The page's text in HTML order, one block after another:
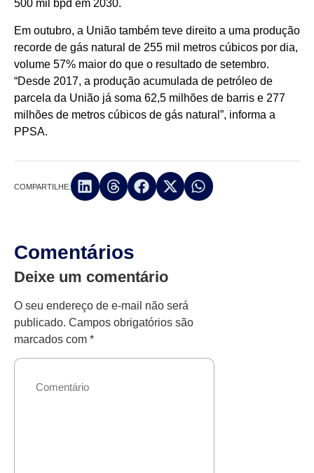
500 mil bpd em 2030.
Em outubro, a União também teve direito a uma produção
recorde de gás natural de 255 mil metros cúbicos por dia,
volume 57% maior do que o resultado de setembro.
“Desde 2017, a produção acumulada de petróleo de
parcela da União já soma 62,5 milhões de barris e 277
milhões de metros cúbicos de gás natural”, informa a
PPSA.
COMPARTILHE:
Comentários
Deixe um comentário
O seu endereço de e-mail não será
publicado. Campos obrigatórios são
marcados com *